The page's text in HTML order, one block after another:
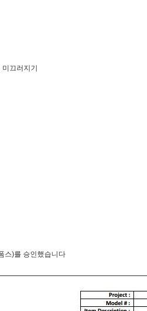
끄러지기
스)를 승인했습니다